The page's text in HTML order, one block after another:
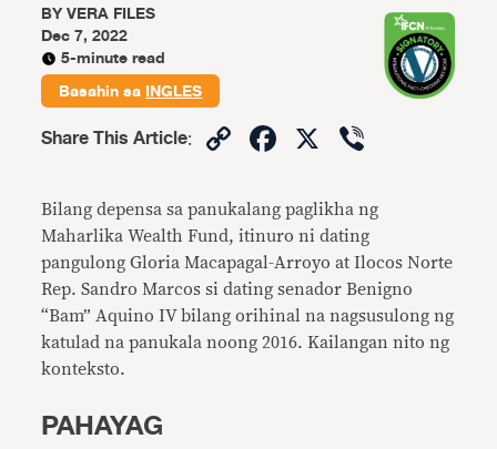
BYVERA FILES
Dec 7, 2022
5-minute read
Basahin saINGLES
Share This Article: CopyFacebook
X
Bilang depensa sa panukalang paglikha ng
Maharlika Wealth Fund, itinuro ni dating
pangulong Gloria Macapagal-Arroyo at Ilocos Norte
Rep. Sandro Marcos si dating senador Benigno
“Bam” Aquino IV bilang orihinal na nagsusulong ng
katulad na panukala noong 2016. Kailangan nito ng
konteksto.
PAHAYAG